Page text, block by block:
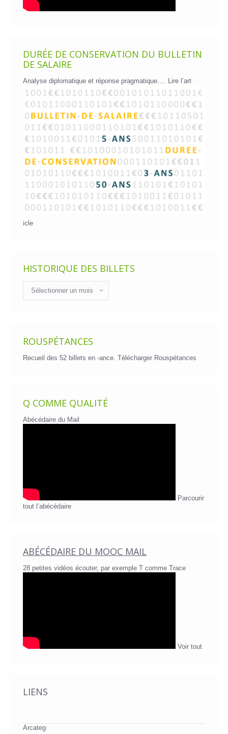
DURÉE DE CONSERVATION DU BULLETIN
DE SALAIRE
Analyse diplomatique et réponse pragmatique…. Lire l’art
icle
HISTORIQUE DES BILLETS
des
billets
ROUSPÉTANCES
Recueil des 52 billets en -ance. Télécharger Rouspétances
Q COMME QUALITÉ
Abécédaire du Mail
Parcourir
tout l’abécédaire
ABÉCÉDAIRE DU MOOC MAIL
28 petites vidéos écouter, par exemple T comme Trace
Voir tout
LIENS
Arcateg